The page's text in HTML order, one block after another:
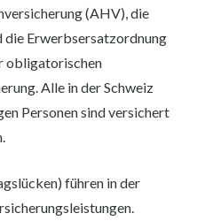
(AHV), die
die Erwerbsersatzordnung
obligatorischen
Alle in der Schweiz
Personen sind versichert
führen in der